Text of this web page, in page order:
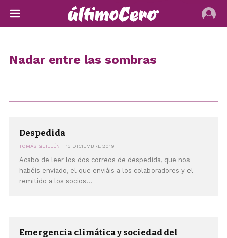
Nadar entre las sombras
Despedida
TOMÁS GUILLÉN 13 DICIEMBRE 2019
Acabo de leer los dos correos de despedida, que nos
habéis enviado, el que enviáis a los colaboradores y el
remitido a los socios...
Emergencia climática y sociedad del